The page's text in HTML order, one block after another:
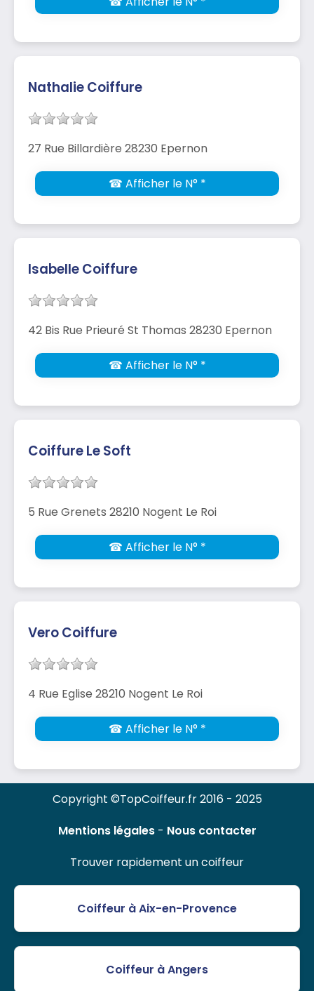
Nathalie Coiffure
27 Rue Billardière 28230 Epernon
☎ Afficher le N° *
Isabelle Coiffure
42 Bis Rue Prieuré St Thomas 28230 Epernon
☎ Afficher le N° *
Coiffure Le Soft
5 Rue Grenets 28210 Nogent Le Roi
☎ Afficher le N° *
Vero Coiffure
4 Rue Eglise 28210 Nogent Le Roi
☎ Afficher le N° *
Copyright ©TopCoiffeur.fr 2016 - 2025
Mentions légales- Nous contacter
Trouver rapidement un coiffeur
Coiffeur à Aix-en-Provence
Coiffeur à Angers